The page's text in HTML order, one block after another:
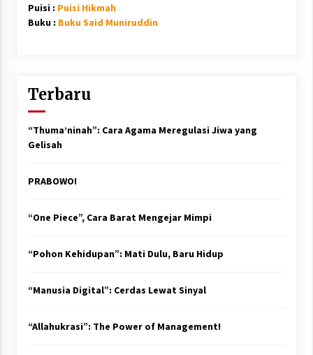
Puisi : Puisi Hikmah
Buku : Buku Said Muniruddin
Terbaru
“Thuma’ninah”: Cara Agama Meregulasi Jiwa yang
Gelisah
PRABOWO!
“One Piece”, Cara Barat Mengejar Mimpi
“Pohon Kehidupan”: Mati Dulu, Baru Hidup
“Manusia Digital”: Cerdas Lewat Sinyal
“Allahukrasi”: The Power of Management!